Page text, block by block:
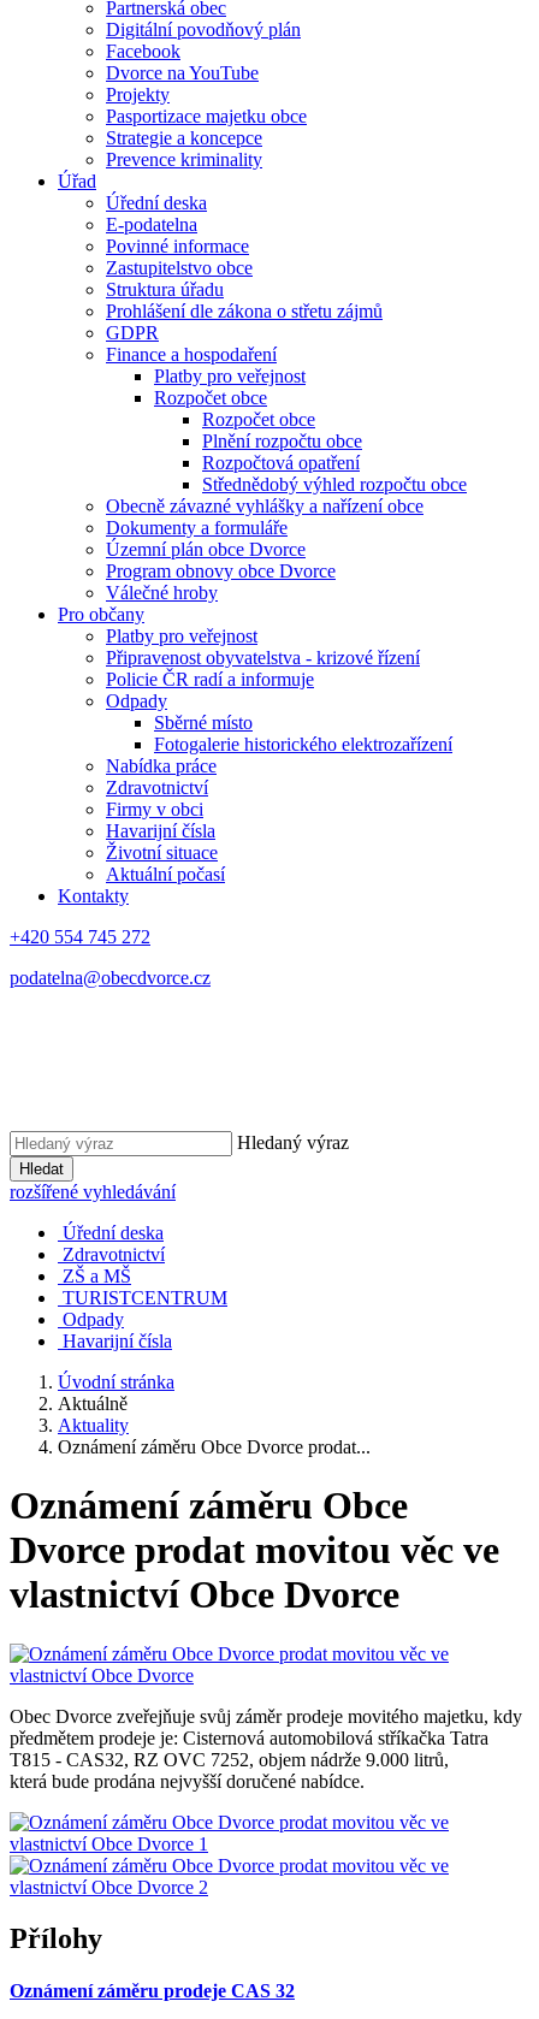
Partnerská obec
Digitální povodňový plán
Facebook
Dvorce na YouTube
Projekty
Pasportizace majetku obce
Strategie a koncepce
Prevence kriminality
Úřad
Úřední deska
E-podatelna
Povinné informace
Zastupitelstvo obce
Struktura úřadu
Prohlášení dle zákona o střetu zájmů
GDPR
Finance a hospodaření
Platby pro veřejnost
Rozpočet obce
Rozpočet obce
Plnění rozpočtu obce
Rozpočtová opatření
Střednědobý výhled rozpočtu obce
Obecně závazné vyhlášky a nařízení obce
Dokumenty a formuláře
Územní plán obce Dvorce
Program obnovy obce Dvorce
Válečné hroby
Pro občany
Platby pro veřejnost
Připravenost obyvatelstva - krizové řízení
Policie ČR radí a informuje
Odpady
Sběrné místo
Fotogalerie historického elektrozařízení
Nabídka práce
Zdravotnictví
Firmy v obci
Havarijní čísla
Životní situace
Aktuální počasí
Kontakty
+420 554 745 272
podatelna@obecdvorce.cz
Hledaný výraz
Hledat
rozšířené vyhledávání
Úřední deska
Zdravotnictví
ZŠ a MŠ
TURISTCENTRUM
Odpady
Havarijní čísla
Úvodní stránka
Aktuálně
Aktuality
Oznámení záměru Obce Dvorce prodat...
Oznámení záměru Obce
Dvorce prodat movitou věc ve
vlastnictví Obce Dvorce
Obec Dvorce zveřejňuje svůj záměr prodeje movitého majetku, kdy
předmětem prodeje je: Cisternová automobilová stříkačka Tatra
T815 - CAS32, RZ OVC 7252, objem nádrže 9.000 litrů,
která bude prodána nejvyšší doručené nabídce.
Přílohy
Oznámení záměru prodeje CAS 32